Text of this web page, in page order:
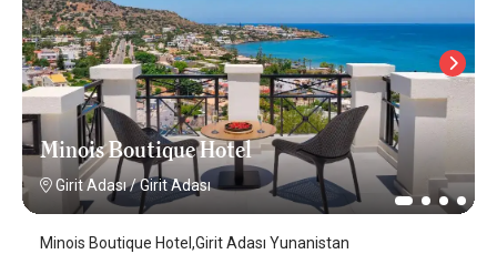
Minois Boutique Hotel
Girit Adası/Girit Adası
Minois Boutique Hotel,Girit Adası Yunanistan